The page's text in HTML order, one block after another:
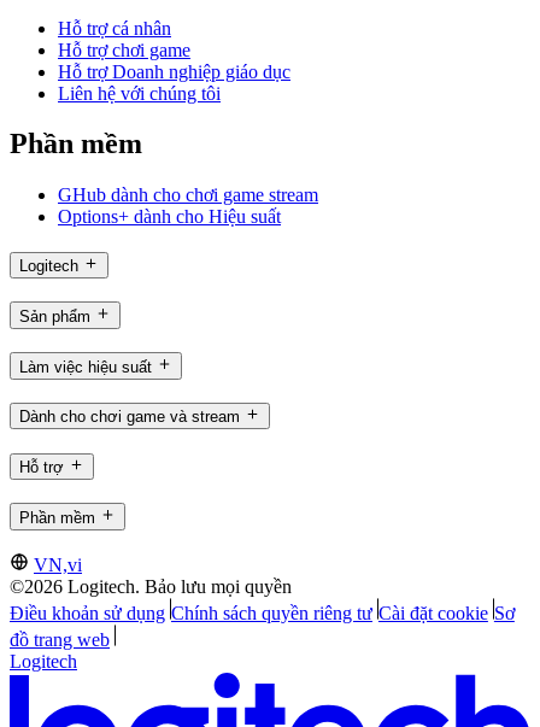
Hỗ trợ cá nhân
Hỗ trợ chơi game
Hỗ trợ Doanh nghiệp giáo dục
Liên hệ với chúng tôi
Phần mềm
GHub dành cho chơi game stream
Options+ dành cho Hiệu suất
Logitech
Sản phẩm
Làm việc hiệu suất
Dành cho chơi game và stream
Hỗ trợ
Phần mềm
VN,vi
©2026 Logitech. Bảo lưu mọi quyền
Điều khoản sử dụng Chính sách quyền riêng tư Cài đặt cookie Sơ
đồ trang web
Logitech